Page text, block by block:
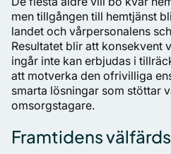
men tillgången till hemtjänst
landet och vårpersonalens
Resultatet blir att konsekvent
ingår inte kan erbjudas i
att motverka den ofrivilliga
smarta lösningar som stöttar
omsorgstagare.
Framtidens